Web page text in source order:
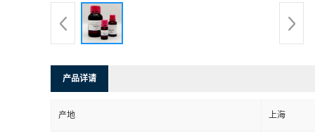
产品详请
产地 上海